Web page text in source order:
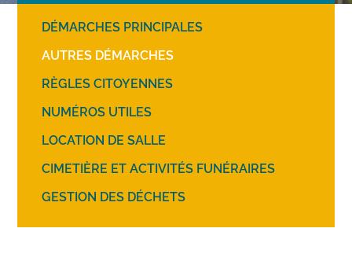
DÉMARCHES PRINCIPALES
AUTRES DÉMARCHES
RÈGLES CITOYENNES
NUMÉROS UTILES
LOCATION DE SALLE
CIMETIÈRE ET ACTIVITÉS FUNÉRAIRES
GESTION DES DÉCHETS